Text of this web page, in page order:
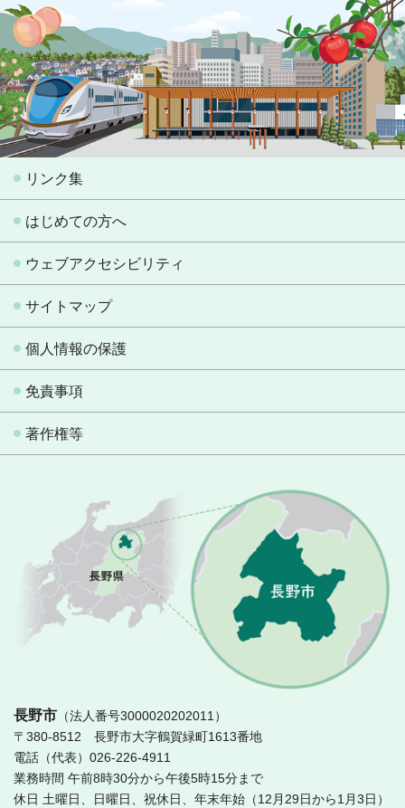
リンク集
はじめての方へ
ウェブアクセシビリティ
サイトマップ
個人情報の保護
免責事項
著作権等
長野市 （法人番号3000020202011）
〒380-8512 長野市大字鶴賀緑町1613番地
電話（代表）026-226-4911
業務時間 午前8時30分から午後5時15分まで
休日 土曜日、日曜日、祝休日、年末年始（12月29日から1月3日）